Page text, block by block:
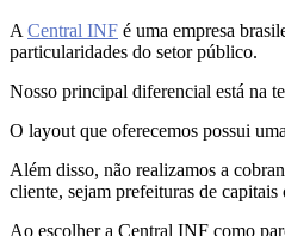
A Central INF é uma empresa
particularidades do setor público.
Nosso principal diferencial está na
O layout que oferecemos possui uma
Além disso, não realizamos a
cliente, sejam prefeituras de
Ao escolher a Central INF como